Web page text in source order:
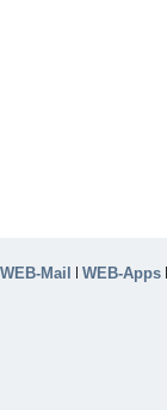
WEB-Mail WEB-Apps